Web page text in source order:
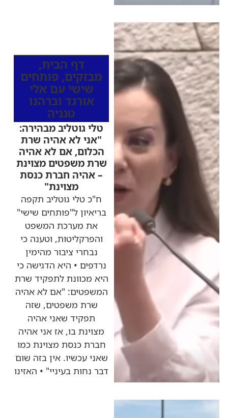
דף הבית,
מבזקים, פותחים
שישי עם אלי
אורגד וברהנו
טגניה
טלי גוטליב מבהירה:
"אני לא אהיה שרת
הכלום, אם לא אהיה
שרת משפטים מצוינת
– אהיה חברת כנסת
מצוינת"
ח"כ טלי גוטליב תקפה
בריאיון ל"פותחים שישי"
את מערכת המשפט
והפרקליטות, וטענה כי
נבחרי ציבור מהימין
נרדפים • היא הדגישה כי
היא מכוונת לתפקיד שרת
המשפטים: "אם לא אהיה
שרת משפטים, שזה
תפקיד שאני אהיה
מצוינת בו, אז אני אהיה
חברת כנסת מצוינת כמו
שאני עכשיו. אין בזה שום
דבר נחות בעיניי" • האזינו